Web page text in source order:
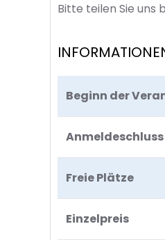
Bitte teilen Sie uns
Beginn der
Anmeldeschluss
Freie Plätze
Einzelpreis